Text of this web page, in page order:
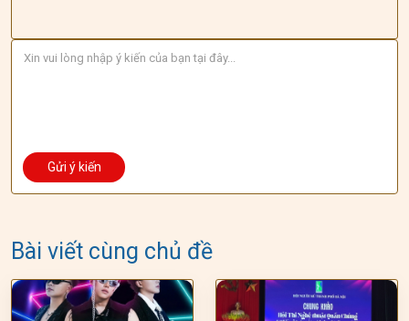
Bài viết cùng chủ đề